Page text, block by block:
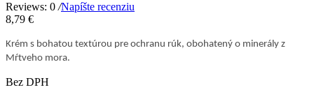
Reviews: 0 /Napíšte recenziu
8,79 €
Krém s bohatou textúrou pre ochranu rúk, obohatený o minerály z
Mŕtveho mora.
Bez DPH